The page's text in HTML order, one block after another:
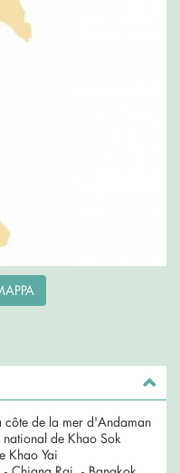
côte de la mer d'Andaman
national de Khao Sok
Khao Yai